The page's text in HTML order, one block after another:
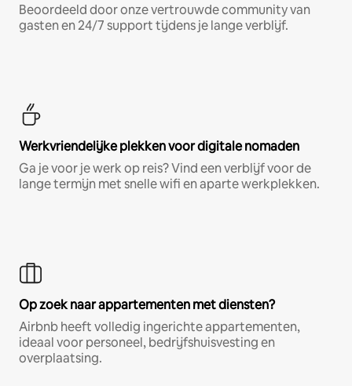
Beoordeeld door onze vertrouwde community van
gasten en 24/7 support tijdens je lange verblijf.
Werkvriendelijke plekken voor digitale nomaden
Ga je voor je werk op reis? Vind een verblijf voor de
lange termijn met snelle wifi en aparte werkplekken.
Op zoek naar appartementen met diensten?
Airbnb heeft volledig ingerichte appartementen,
ideaal voor personeel, bedrijfshuisvesting en
overplaatsing.